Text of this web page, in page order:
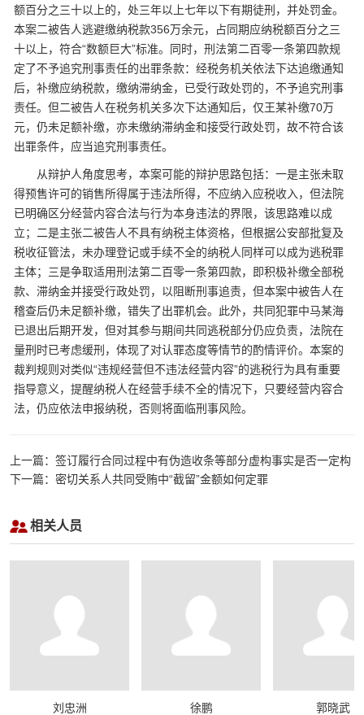
额百分之三十以上的，处三年以上七年以下有期徒刑，并处罚金。
本案二被告人逃避缴纳税款356万余元，占同期应纳税额百分之三
十以上，符合“数额巨大”标准。同时，刑法第二百零一条第四款规
定了不予追究刑事责任的出罪条款：经税务机关依法下达追缴通知
后，补缴应纳税款，缴纳滞纳金，已受行政处罚的，不予追究刑事
责任。但二被告人在税务机关多次下达通知后，仅王某补缴70万
元，仍未足额补缴，亦未缴纳滞纳金和接受行政处罚，故不符合该
出罪条件，应当追究刑事责任。
从辩护人角度思考，本案可能的辩护思路包括：一是主张未取
得预售许可的销售所得属于违法所得，不应纳入应税收入，但法院
已明确区分经营内容合法与行为本身违法的界限，该思路难以成
立；二是主张二被告人不具有纳税主体资格，但根据公安部批复及
税收征管法，未办理登记或手续不全的纳税人同样可以成为逃税罪
主体；三是争取适用刑法第二百零一条第四款，即积极补缴全部税
款、滞纳金并接受行政处罚，以阻断刑事追责，但本案中被告人在
稽查后仍未足额补缴，错失了出罪机会。此外，共同犯罪中马某海
已退出后期开发，但对其参与期间共同逃税部分仍应负责，法院在
量刑时已考虑缓刑，体现了对认罪态度等情节的酌情评价。本案的
裁判规则对类似“违规经营但不违法经营内容”的逃税行为具有重要
指导意义，提醒纳税人在经营手续不全的情况下，只要经营内容合
法，仍应依法申报纳税，否则将面临刑事风险。
上一篇：签订履行合同过程中有伪造收条等部分虚构事实是否一定构
成合同诈骗罪，如何认定“非法占有目的”
下一篇：密切关系人共同受贿中“截留”金额如何定罪
相关人员
刘忠洲 徐鹏 郭晓武